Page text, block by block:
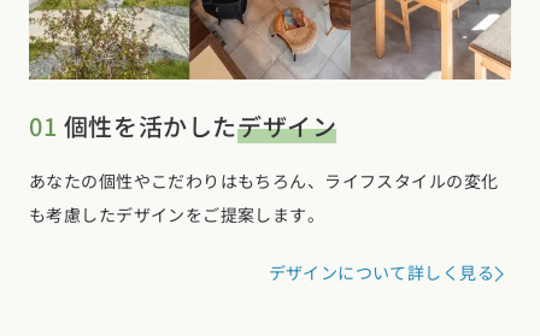
01 個性を活かしたデザイン
あなたの個性やこだわりはもちろん、ライフスタイルの変化
も考慮したデザインをご提案します。
デザインについて詳しく見る